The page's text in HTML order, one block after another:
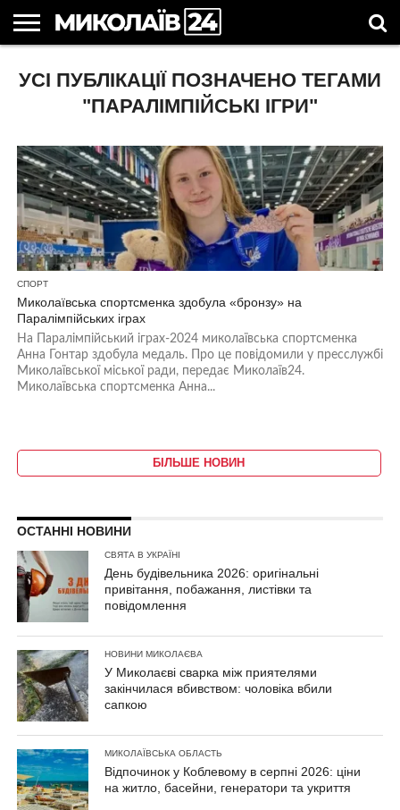
НОВИНИ
НОВИНИ
МИКОЛАЄВА
МИКОЛАЇВСЬКА
ОБЛАСТЬ
НОВИНИ
СПОРТУ
УКРАЇНА
ТА СВІТ
НОВИНИ
КОМПАНІЙ
АСТРОЛОГІЯ
СВЯТА
В
КОРИСНІ
СТАТТІ
УСІ ПУБЛІКАЦІЇ ПОЗНАЧЕНО ТЕГАМИ
"ПАРАЛІМПІЙСЬКІ ІГРИ"
СПОРТ
Миколаївська спортсменка здобула «бронзу» на
Паралімпійських іграх
На Паралімпійський іграх-2024 миколаївська спортсменка
Анна Гонтар здобула медаль. Про це повідомили у пресслужбі
Миколаївської міської ради, передає Миколаїв24.
Миколаївська спортсменка Анна...
БІЛЬШЕ НОВИН
ОСТАННІ НОВИНИ
СВЯТА В УКРАЇНІ
День будівельника 2026: оригінальні
привітання, побажання, листівки та
повідомлення
НОВИНИ МИКОЛАЄВА
У Миколаєві сварка між приятелями
закінчилася вбивством: чоловіка вбили
сапкою
МИКОЛАЇВСЬКА ОБЛАСТЬ
Відпочинок у Коблевому в серпні 2026: ціни
на житло, басейни, генератори та укриття